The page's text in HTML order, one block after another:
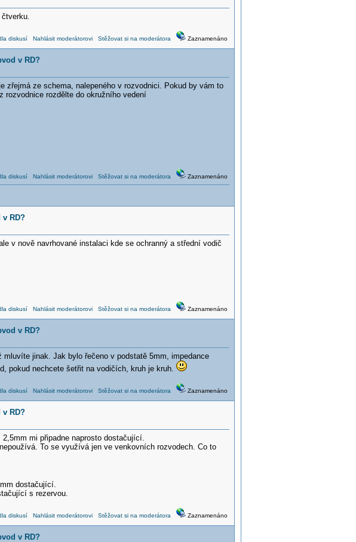
diskusí Nahlásit moderátorovi Stěžovat si na moderátora Zaznamenáno
v RD?
zřejmá ze schema, nalepeného v rozvodnici. Pokud by vám to
rozvodnice rozdělte do okružního vedení
diskusí Nahlásit moderátorovi Stěžovat si na moderátora Zaznamenáno
RD?
v nově navrhované instalaci kde se ochranný a střední vodič
diskusí Nahlásit moderátorovi Stěžovat si na moderátora Zaznamenáno
v RD?
jinak. Jak bylo řečeno v podstatě 5mm, impedance
pokud nechcete šetřit na vodičích, kruh je kruh.
diskusí Nahlásit moderátorovi Stěžovat si na moderátora Zaznamenáno
RD?
mi připadne naprosto dostačující.
To se využívá jen ve venkovních rozvodech. Co to
dostačující.
s rezervou.
diskusí Nahlásit moderátorovi Stěžovat si na moderátora Zaznamenáno
v RD?